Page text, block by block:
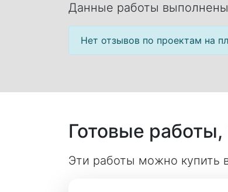
Данные работы
Нет отзывов по проектам на
Готовые
Эти работы можно купить